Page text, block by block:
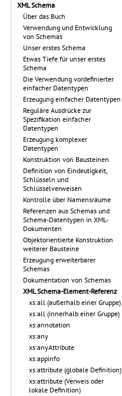
XML Schema
Über das Buch
Verwendung und Entwicklung
von Schemas
Unser erstes Schema
Etwas Tiefe für unser erstes
Schema
Die Verwendung vordefinierter
einfacher Datentypen
Erzeugung einfacher Datentypen
Reguläre Ausdrücke zur
Spezifikation einfacher
Datentypen
Erzeugung komplexer
Datentypen
Konstruktion von Bausteinen
Definition von Eindeutigkeit,
Schlüsseln und
Schlüsselverweisen
Kontrolle über Namensräume
Referenzen aus Schemas und
Schema-Datentypen in XML-
Dokumenten
Objektorientierte Konstruktion
weiterer Bausteine
Erzeugung erweiterbarer
Schemas
Dokumentation von Schemas
XML Schema-Element-Referenz
xs:all (außerhalb einer Gruppe)
xs:all (innerhalb einer Gruppe)
xs:annotation
xs:any
xs:anyAttribute
xs:appinfo
xs:attribute (globale Definition)
xs:attribute (Verweis oder
lokale Definition)